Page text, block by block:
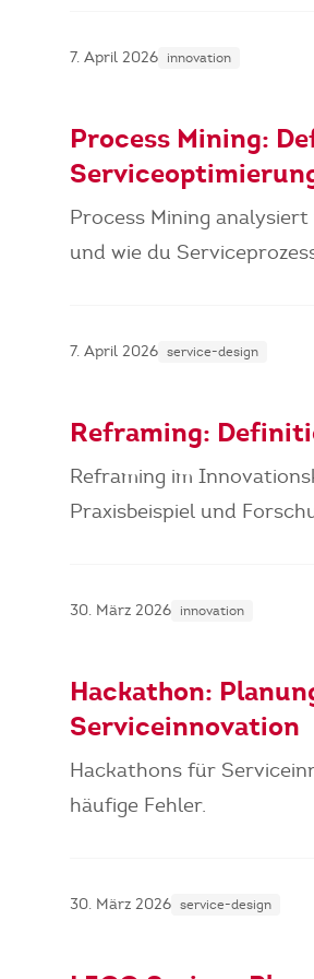
7. April 2026 innovation
Process Mining:
Process Mining
und wie du
7. April 2026 service-design
Reframing:
Reframing im
Praxisbeispiel und
30. März 2026 innovation
Hackathon:
Serviceinnovation
Hackathons für
häufige Fehler.
30. März 2026 service-design